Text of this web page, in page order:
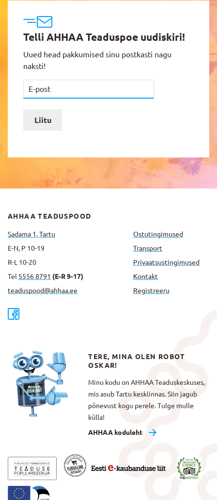
Telli AHHAA Teaduspoe uudiskiri!
Uued head pakkumised sinu postkasti nagu
naksti!
Liitu
AHHAA TEADUSPOOD
Sadama 1, Tartu
E-N, P 10-19
R-L 10-20
Tel 5556 8791 (E-R 9-17)
teaduspood@ahhaa.ee
Ostutingimused
Transport
Privaatsus­tingimused
Kontakt
Registreeru
TERE, MINA OLEN ROBOT
OSKAR!
Minu kodu on AHHAA Teaduskeskuses,
mis asub Tartu kesklinnas. Siin jagub
põnevust kogu perele. Tulge mulle
külla!
AHHAA koduleht